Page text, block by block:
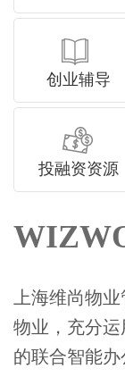
创业辅导
投融资资源
上海维尚物
物业，充分
的联合智能办公精